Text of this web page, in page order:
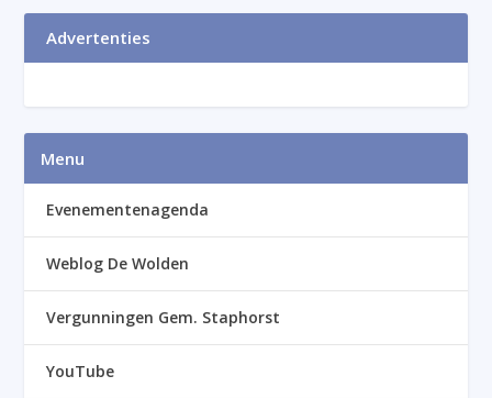
Advertenties
Menu
Evenementenagenda
Weblog De Wolden
Vergunningen Gem. Staphorst
YouTube